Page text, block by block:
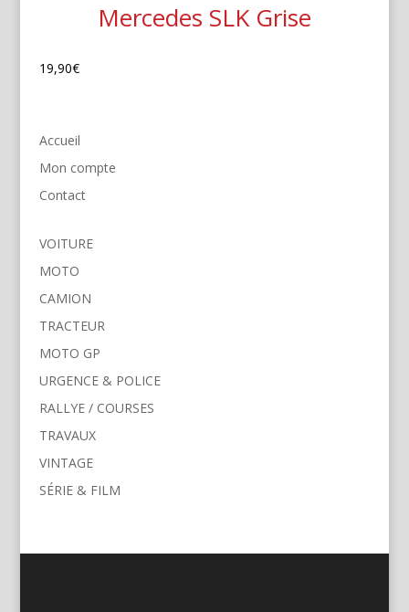
Mercedes SLK Grise
19,90€
Accueil
Mon compte
Contact
VOITURE
MOTO
CAMION
TRACTEUR
MOTO GP
URGENCE & POLICE
RALLYE / COURSES
TRAVAUX
VINTAGE
SÉRIE & FILM